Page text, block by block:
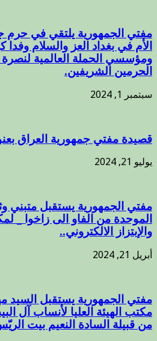
مفتي الجمهورية يلتقي في حرم
الأم في بغداد العز والسلام وفدا
ومؤسسي الحملة العالمية لنصرة
الحرمين الشريفين.
سبتمبر 1, 2024
قصيدة مفتي جمهورية العراق
يوليو 21, 2024
مفتي الجمهورية يستقبل متبني
الموحدة من الفاو الى زاخوا _
والإبتزاز الالكتروني..
أبريل 21, 2024
مفتي الجمهورية يستقبل السيد
مكتب الهيئة العليا لأنساب آل
من قبيلة السادة النعيم بيت